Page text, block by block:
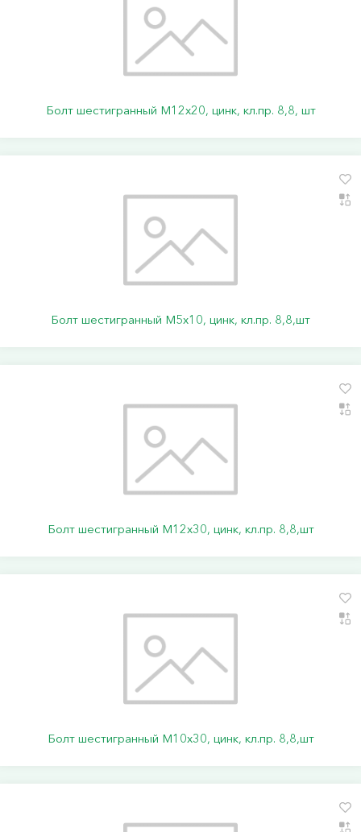
Болт шестигранный М12х20, цинк, кл.пр. 8,8, шт
Болт шестигранный М5х10, цинк, кл.пр. 8,8,шт
Болт шестигранный М12х30, цинк, кл.пр. 8,8,шт
Болт шестигранный М10х30, цинк, кл.пр. 8,8,шт